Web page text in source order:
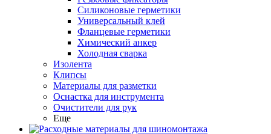
Силиконовые герметики
Универсальный клей
Фланцевые герметики
Химический анкер
Холодная сварка
Изолента
Клипсы
Материалы для разметки
Оснастка для инструмента
Очистители для рук
Еще